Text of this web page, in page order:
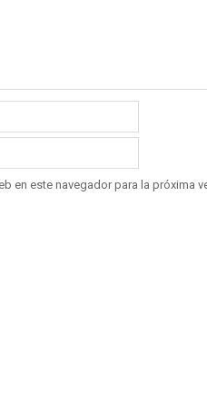
en este navegador para la próxima